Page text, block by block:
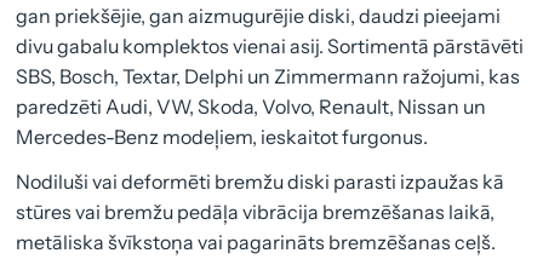
gan priekšējie, gan aizmugurējie diski, daudzi pieejami
divu gabalu komplektos vienai asij. Sortimentā pārstāvēti
SBS, Bosch, Textar, Delphi un Zimmermann ražojumi, kas
paredzēti Audi, VW, Skoda, Volvo, Renault, Nissan un
Mercedes-Benz modeļiem, ieskaitot furgonus.
Nodiluši vai deformēti bremžu diski parasti izpaužas kā
stūres vai bremžu pedāļa vibrācija bremzēšanas laikā,
metāliska švīkstoņa vai pagarināts bremzēšanas ceļš.